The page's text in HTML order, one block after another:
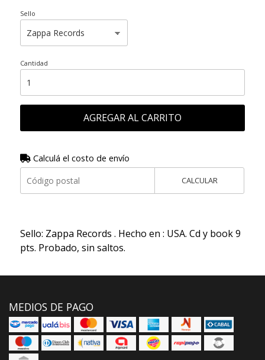
Sello
Cantidad
AGREGAR AL CARRITO
Calculá el costo de envío
CALCULAR
Sello: Zappa Records . Hecho en : USA. Cd y book 9
pts. Probado, sin saltos.
MEDIOS DE PAGO